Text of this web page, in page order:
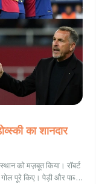
का शानदार
को मज़बूत किया। रॉबर्ट
पूरे किए। पेड़ी और पाब्लो